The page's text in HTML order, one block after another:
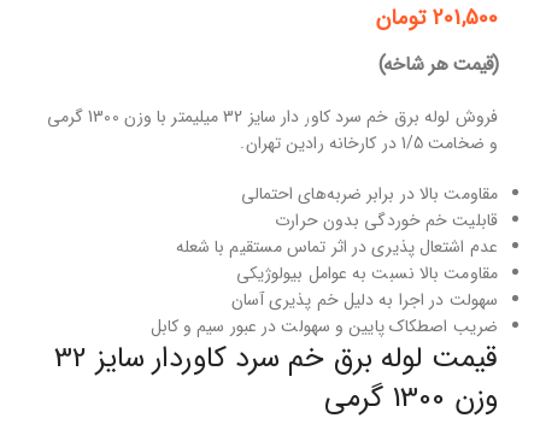
201,500 تومان
(قیمت هر شاخه)
فروش لوله برق خم سرد کاور دار سایز 32 میلیمتر با وزن 1300 گرمی
و ضخامت 1/5 در کارخانه رادین تهران.
مقاومت بالا در برابر ضربه‌های احتمالی
قابلیت خم خوردگی بدون حرارت
عدم اشتعال پذیری در اثر تماس مستقیم با شعله
مقاومت بالا نسبت به عوامل بیولوژیکی
سهولت در اجرا به دلیل خم پذیری آسان
ضریب اصطکاک پایین و سهولت در عبور سیم و کابل
قیمت لوله برق خم سرد کاوردار سایز 32
وزن 1300 گرمی